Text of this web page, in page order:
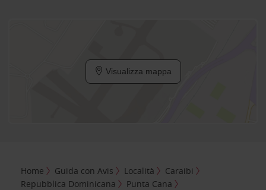
Visualizza mappa
Home Guida con Avis Località
Caraibi
Repubblica Dominicana
Punta Cana